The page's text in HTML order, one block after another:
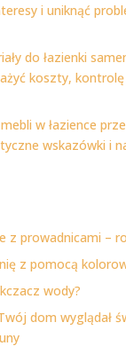
i uniknąć
do łazienki
koszty,
w łazience
wskazówki i
z prowadnicami –
z pomocą
wody?
dom wyglądał